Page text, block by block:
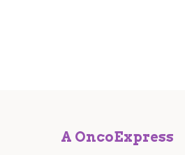
A OncoExpress